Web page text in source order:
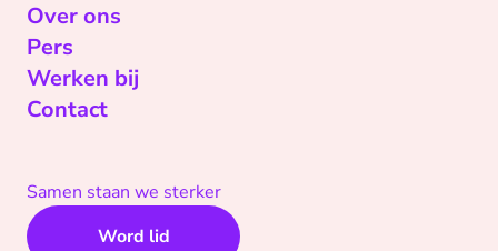
Over ons
Pers
Werken bij
Contact
Samen staan we sterker
Word lid